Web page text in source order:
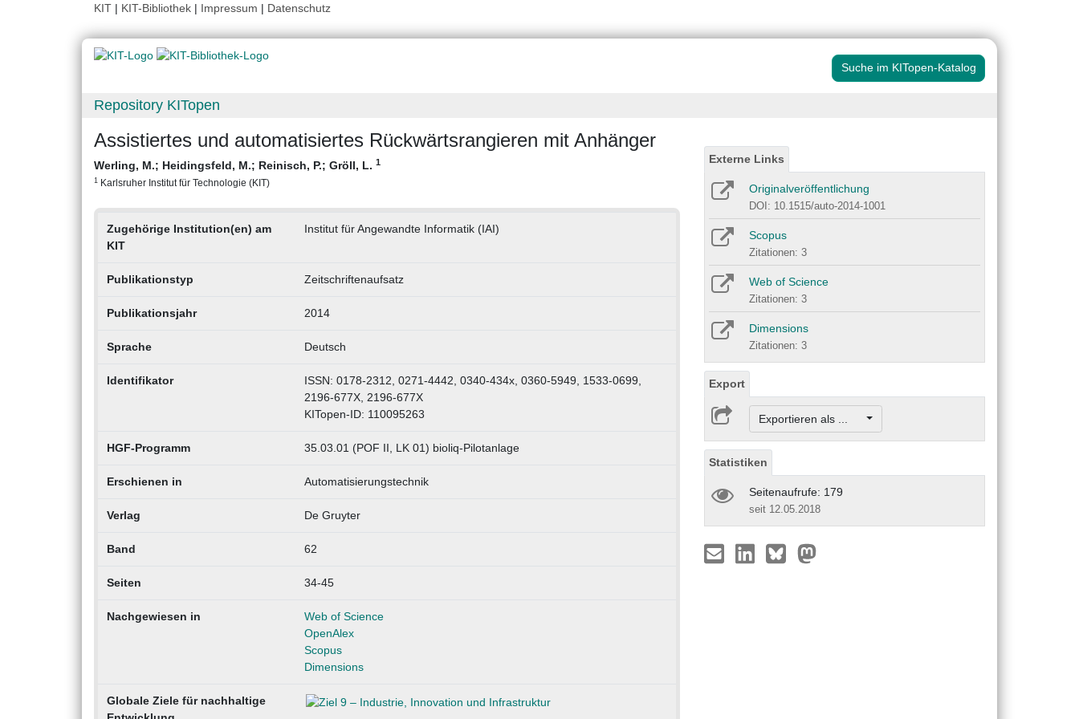
KIT | KIT-Bibliothek | Impressum | Datenschutz
Suche im KITopen-Katalog
Repository KITopen
Assistiertes und automatisiertes Rückwärtsrangieren mit Anhänger
Werling, M.; Heidingsfeld, M.; Reinisch, P.; Gröll, L. 1
1 Karlsruher Institut für Technologie (KIT)
Zugehörige Institution(en) am
KIT
Institut für Angewandte Informatik (IAI)
Publikationstyp Zeitschriftenaufsatz
Publikationsjahr 2014
Sprache Deutsch
Identifikator
ISSN: 0178-2312, 0271-4442, 0340-434x, 0360-5949, 1533-0699,
2196-677X, 2196-677X
KITopen-ID: 110095263
HGF-Programm 35.03.01 (POF II, LK 01) bioliq-Pilotanlage
Erschienen in Automatisierungstechnik
Verlag De Gruyter
Band 62
Seiten 34-45
Nachgewiesen in
Web of Science
OpenAlex
Scopus
Dimensions
Globale Ziele für nachhaltige
Externe Links
Originalveröffentlichung
DOI: 10.1515/auto-2014-1001
Scopus
Zitationen: 3
Web of Science
Zitationen: 3
Dimensions
Zitationen: 3
Export
Exportieren als ...
Statistiken
Seitenaufrufe: 179
seit 12.05.2018